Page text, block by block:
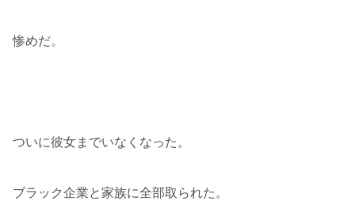
惨めだ。
ついに彼女までいなくなった。
ブラック企業と家族に全部取られた。